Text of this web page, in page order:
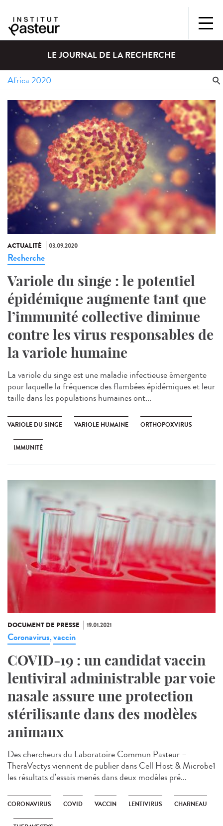
LE JOURNAL DE LA RECHERCHE
ACTUALITÉ 03.09.2020
Recherche
Variole du singe : le potentiel
épidémique augmente tant que
l’immunité collective diminue
contre les virus responsables de
la variole humaine
La variole du singe est une maladie infectieuse émergente
pour laquelle la fréquence des flambées épidémiques et leur
taille dans les populations humaines ont...
VARIOLE DU SINGE VARIOLE HUMAINE ORTHOPOXVIRUS
IMMUNITÉ
DOCUMENT DE PRESSE 19.01.2021
Coronavirus,vaccin
COVID-19 : un candidat vaccin
lentiviral administrable par voie
nasale assure une protection
stérilisante dans des modèles
animaux
Des chercheurs du Laboratoire Commun Pasteur –
TheraVectys viennent de publier dans Cell Host & Microbe1
les résultats d’essais menés dans deux modèles pré...
CORONAVIRUS COVID VACCIN LENTIVIRUS CHARNEAU